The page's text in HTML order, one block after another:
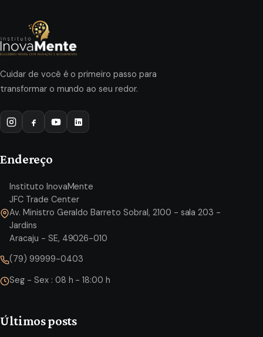
Cuidar de você é o primeiro passo para
transformar o mundo ao seu redor.
Endereço
Instituto InovaMente
JFC Trade Center
Av. Ministro Geraldo Barreto Sobral, 2100 - sala 203 -
Jardins
Aracaju - SE, 49026-010
(79) 99999-0403
Seg - Sex : 08 h - 18:00 h
Últimos posts